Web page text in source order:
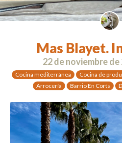
Mas Blayet.
22 de noviembre de
Cocina mediterránea Cocina de
Arrocería
Barrio En Corts